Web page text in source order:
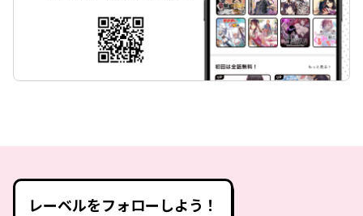
レーベルをフォローしよう！